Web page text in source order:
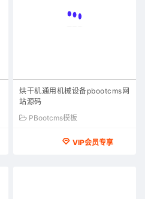
烘干机通用机械设备pbootcms网
站源码
PBootcms模板
VIP会员专享